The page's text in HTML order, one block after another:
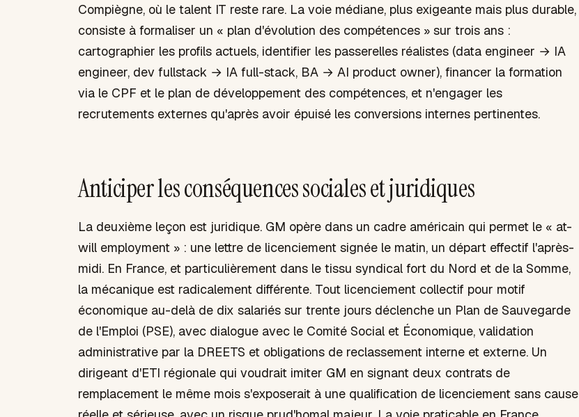
Compiègne, où le talent IT reste rare. La voie médiane, plus exigeante mais plus durable,
consiste à formaliser un « plan d'évolution des compétences » sur trois ans :
cartographier les profils actuels, identifier les passerelles réalistes (data engineer → IA
engineer, dev fullstack → IA full-stack, BA → AI product owner), financer la formation
via le CPF et le plan de développement des compétences, et n'engager les
recrutements externes qu'après avoir épuisé les conversions internes pertinentes.
Anticiper les conséquences sociales et juridiques
La deuxième leçon est juridique. GM opère dans un cadre américain qui permet le « at-
will employment » : une lettre de licenciement signée le matin, un départ effectif l'après-
midi. En France, et particulièrement dans le tissu syndical fort du Nord et de la Somme,
la mécanique est radicalement différente. Tout licenciement collectif pour motif
économique au-delà de dix salariés sur trente jours déclenche un Plan de Sauvegarde
de l'Emploi (PSE), avec dialogue avec le Comité Social et Économique, validation
administrative par la DREETS et obligations de reclassement interne et externe. Un
dirigeant d'ETI régionale qui voudrait imiter GM en signant deux contrats de
remplacement le même mois s'exposerait à une qualification de licenciement sans cause